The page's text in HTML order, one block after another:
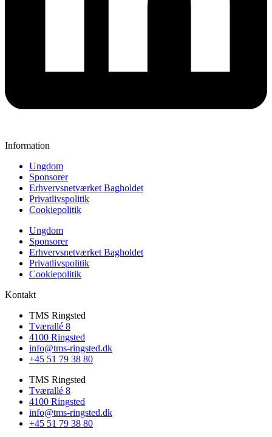
Information
Ungdom
Sponsorer
Erhvervsnetværket Bagholdet
Privatlivspolitik
Cookiepolitik
Ungdom
Sponsorer
Erhvervsnetværket Bagholdet
Privatlivspolitik
Cookiepolitik
Kontakt
TMS Ringsted
Tværallé 8
4100 Ringsted
info@tms-ringsted.dk
+45 51 79 38 80
TMS Ringsted
Tværallé 8
4100 Ringsted
info@tms-ringsted.dk
+45 51 79 38 80